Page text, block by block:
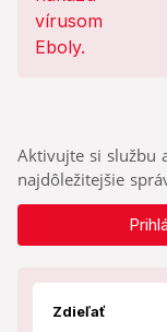
Aktivujte si službu
najdôležitejšie
Zdieľať